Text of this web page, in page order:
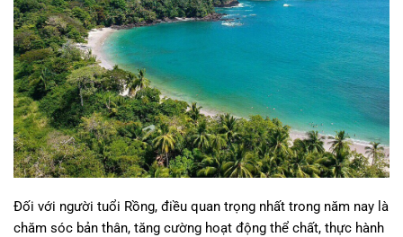
Đối với người tuổi Rồng, điều quan trọng nhất trong năm nay là
chăm sóc bản thân, tăng cường hoạt động thể chất, thực hành